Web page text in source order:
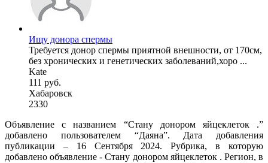
Ищу донора спермы
Требуется донор спермы приятной внешности, от 170см,
без хронических и генетических заболеваний,хоро ...
Kate
111 руб.
Хабаровск
2330
Объявление с названием “Стану донором яйцеклеток .”
добавлено пользователем “Даяна”. Дата добавления
публикации – 16 Сентября 2024. Рубрика, в которую
добавлено объявление - Стану донором яйцеклеток . Регион, в